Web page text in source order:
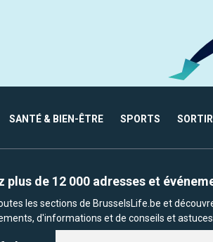
SANTÉ & BIEN-ÊTRE SPORTS SORTIR
plus de 12 000 adresses et
les sections de BrusselsLife.be et
d'informations et de conseils et